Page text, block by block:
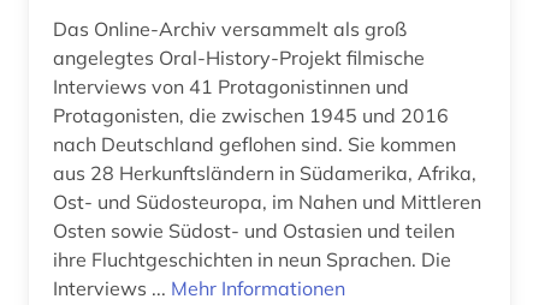
gha-nikā (1)
giordano (1)
goethe (1)
goethe, johann wolfgang von | schriftsteller;
publizist; politiker; jurist; naturwissenschaftler;
Das Online-Archiv versammelt als groß
angelegtes Oral-History-Projekt filmische
Interviews von 41 Protagonistinnen und
Protagonisten, die zwischen 1945 und 2016
nach Deutschland geflohen sind. Sie kommen
aus 28 Herkunftsländern in Südamerika, Afrika,
Ost- und Südosteuropa, im Nahen und Mittleren
Osten sowie Südost- und Ostasien und teilen
ihre Fluchtgeschichten in neun Sprachen. Die
Interviews ... Mehr Informationen